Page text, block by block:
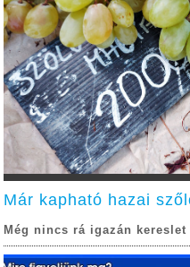
Már kapható hazai
Még nincs rá igazán kereslet